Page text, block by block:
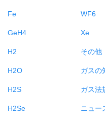
Fe
GeH4
H2
H2O
H2S
H2Se
WF6
Xe
その他
ガスの
ガス法
ニュー